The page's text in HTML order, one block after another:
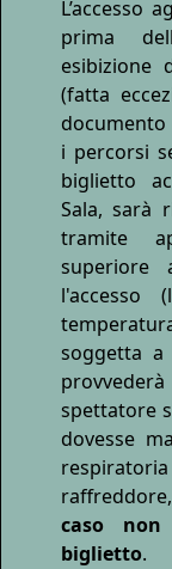
L’accesso
prima
esibizione
(fatta
i percorsi
biglietto
Sala, sarà
tramite
superiore
l'accesso
soggetta a
spettatore
dovesse
caso
biglietto.